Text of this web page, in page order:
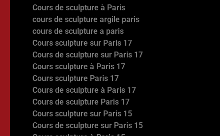
Cours de sculpture à Paris
cours de sculpture argile paris
cours de sculpture a paris
Cours sculpture sur Paris 17
Cours de sculpture sur Paris 17
Cours sculpture à Paris 17
Cours sculpture Paris 17
Cours de sculpture à Paris 17
Cours de sculpture Paris 17
Cours sculpture sur Paris 15
Cours de sculpture sur Paris 15